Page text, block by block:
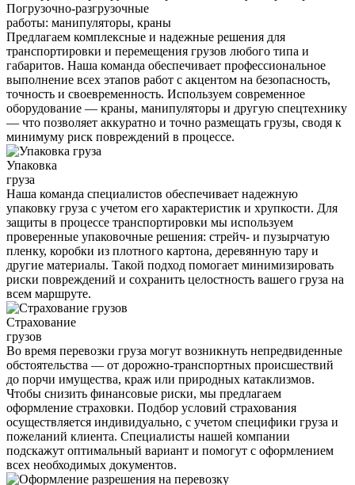
Погрузочно-разгрузочные
работы: манипуляторы, краны
Предлагаем комплексные и надежные решения для
транспортировки и перемещения грузов любого типа и
габаритов. Наша команда обеспечивает профессиональное
выполнение всех этапов работ с акцентом на безопасность,
точность и своевременность. Используем современное
оборудование — краны, манипуляторы и другую спецтехнику
— что позволяет аккуратно и точно размещать грузы, сводя к
минимуму риск повреждений в процессе.
Упаковка
груза
Наша команда специалистов обеспечивает надежную
упаковку груза с учетом его характеристик и хрупкости. Для
защиты в процессе транспортировки мы используем
проверенные упаковочные решения: стрейч- и пузырчатую
пленку, коробки из плотного картона, деревянную тару и
другие материалы. Такой подход помогает минимизировать
риски повреждений и сохранить целостность вашего груза на
всем маршруте.
Страхование
грузов
Во время перевозки груза могут возникнуть непредвиденные
обстоятельства — от дорожно-транспортных происшествий
до порчи имущества, краж или природных катаклизмов.
Чтобы снизить финансовые риски, мы предлагаем
оформление страховки. Подбор условий страхования
осуществляется индивидуально, с учетом специфики груза и
пожеланий клиента. Специалисты нашей компании
подскажут оптимальный вариант и помогут с оформлением
всех необходимых документов.